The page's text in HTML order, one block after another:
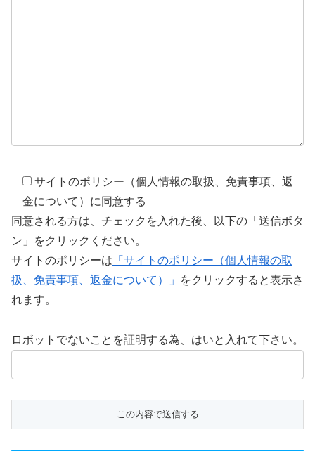
サイトのポリシー（個人情報の取扱、免責事項、返
金について）に同意する
同意される方は、チェックを入れた後、以下の「送信ボタ
ン」をクリックください。
サイトのポリシーは 「サイトのポリシー（個人情報の取
扱、免責事項、返金について）」
をクリックすると表示さ
れます。
ロボットでないことを証明する為、はいと入れて下さい。